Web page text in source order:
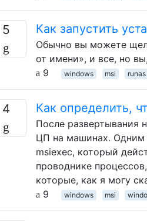
5 Как запустить
Обычно вы можете
от имени», и все, но
9
windows msi runas
4 Как определить,
После развертывания
ЦП на машинах. Одним
msiexec, который
проводнике
которые, как я могу
9
windows msi